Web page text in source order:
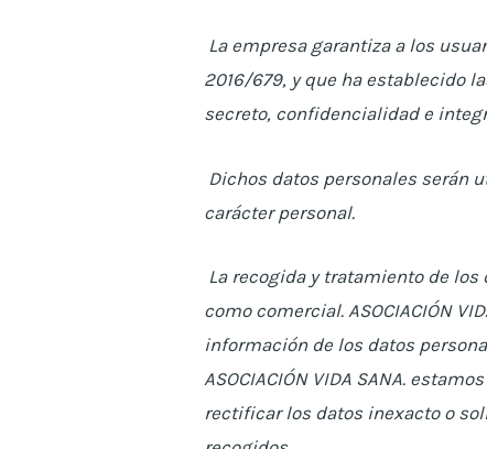
La empresa garantiza a los
2016/679, y que ha establecido
secreto, confidencialidad e
Dichos datos personales serán
carácter personal.
La recogida y tratamiento de
como comercial. ASOCIACIÓN
información de los datos
ASOCIACIÓN VIDA SANA.
rectificar los datos inexacto o